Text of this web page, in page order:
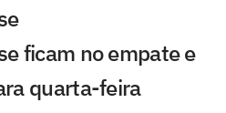
ficam no empate e
quarta-feira